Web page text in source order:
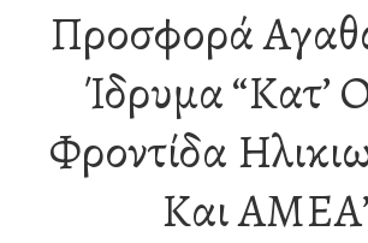
Προσφορά
Ίδρυμα “Κατ’
Φροντίδα
Και